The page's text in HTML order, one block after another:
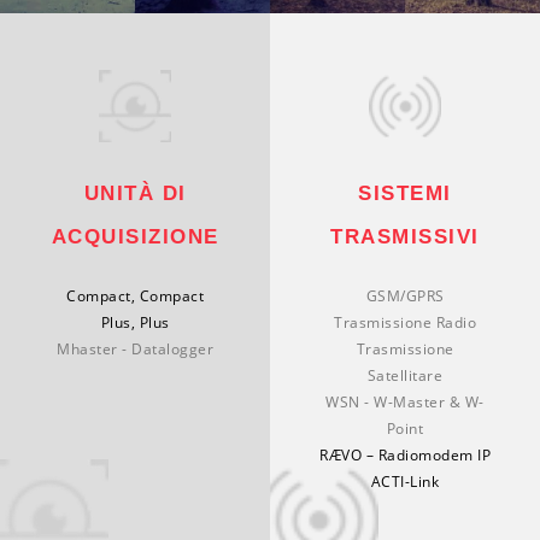
UNITÀ DI
ACQUISIZIONE
Compact, Compact
Plus, Plus
Mhaster - Datalogger
SISTEMI
TRASMISSIVI
GSM/GPRS
Trasmissione Radio
Trasmissione
Satellitare
WSN - W-Master & W-
Point
RÆVO – Radiomodem IP
ACTI-Link